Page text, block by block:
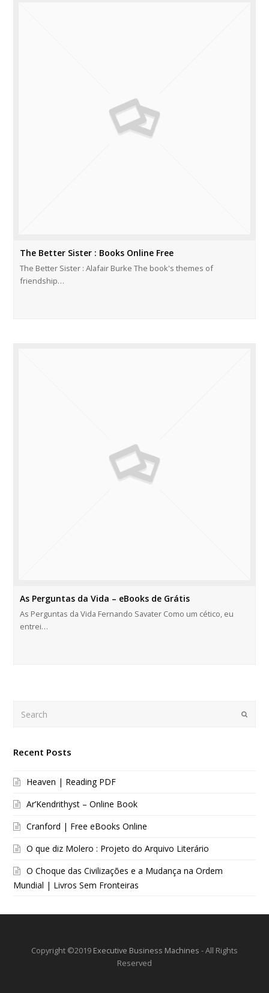
The Better Sister : Books Online Free
The Better Sister : Alafair Burke The book's themes of
friendship…
As Perguntas da Vida – eBooks de Grátis
As Perguntas da Vida Fernando Savater Como um cético, eu
entrei…
Submit
Recent Posts
Heaven | Reading PDF
Ar’Kendrithyst – Online Book
Cranford | Free eBooks Online
O que diz Molero : Projeto do Arquivo Literário
O Choque das Civilizações e a Mudança na Ordem
Mundial | Livros Sem Fronteiras
Copyright ©2019 Executive Business Machines - All Rights
Reserved